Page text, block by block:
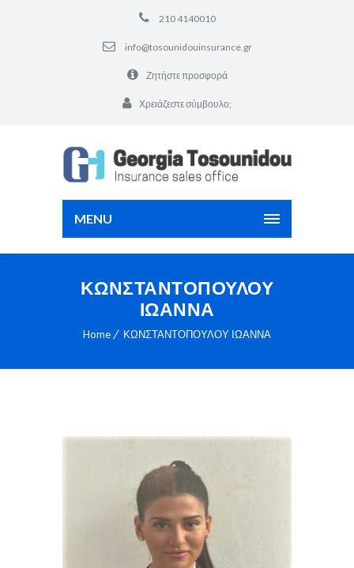
210 4140010
info@tosounidouinsurance.gr
Ζητήστε προσφορά
Χρειάζεστε σύμβουλο;
MENU
ΚΩΝΣΤΑΝΤΟΠΟΥΛΟΥ
ΙΩΑΝΝΑ
Home ΚΩΝΣΤΑΝΤΟΠΟΥΛΟΥ ΙΩΑΝΝΑ